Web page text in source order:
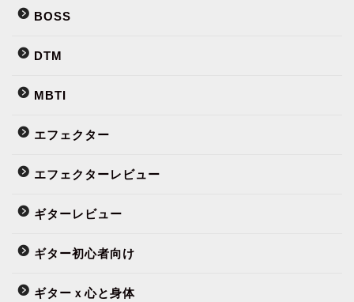
BOSS
DTM
MBTI
エフェクター
エフェクターレビュー
ギターレビュー
ギター初心者向け
ギターｘ心と身体